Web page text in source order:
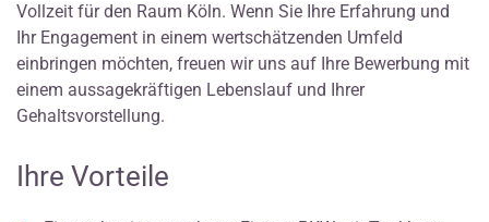
Vollzeit für den Raum Köln. Wenn Sie Ihre Erfahrung und
Ihr Engagement in einem wertschätzenden Umfeld
einbringen möchten, freuen wir uns auf Ihre Bewerbung mit
einem aussagekräftigen Lebenslauf und Ihrer
Gehaltsvorstellung.
Ihre Vorteile